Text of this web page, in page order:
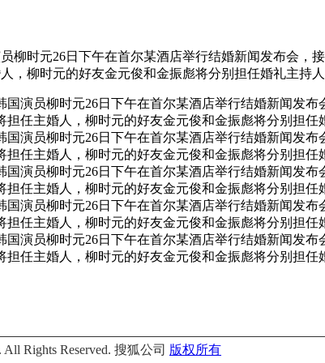
柳时元26日下午在首尔某酒店举行结婚新闻发布会
，柳时元的好友金元俊和金振彪将分别担任婚礼主持
演员柳时元26日下午在首尔某酒店举行结婚新闻发
任主婚人，柳时元的好友金元俊和金振彪将分别担
演员柳时元26日下午在首尔某酒店举行结婚新闻发
任主婚人，柳时元的好友金元俊和金振彪将分别担
演员柳时元26日下午在首尔某酒店举行结婚新闻发
任主婚人，柳时元的好友金元俊和金振彪将分别担
演员柳时元26日下午在首尔某酒店举行结婚新闻发
任主婚人，柳时元的好友金元俊和金振彪将分别担
演员柳时元26日下午在首尔某酒店举行结婚新闻发
任主婚人，柳时元的好友金元俊和金振彪将分别担
Rights Reserved. 搜狐公司 版权所有